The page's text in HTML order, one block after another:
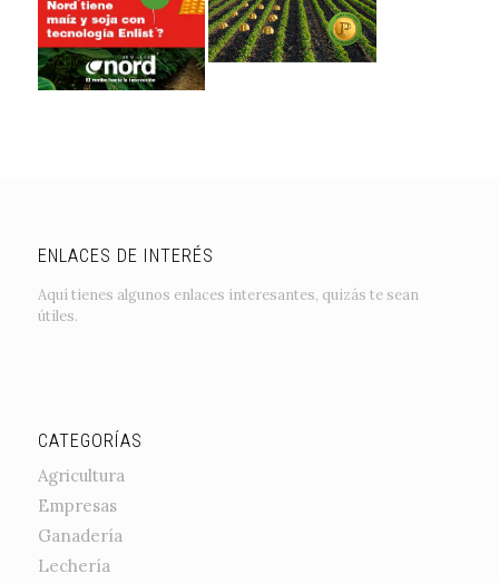
ENLACES DE INTERÉS
Aquí tienes algunos enlaces interesantes, quizás te sean
útiles.
CATEGORÍAS
Agricultura
Empresas
Ganadería
Lechería